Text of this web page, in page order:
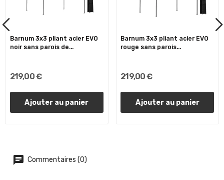
Barnum 3x3 pliant acier EVO
noir sans parois de...
219,00 €
Ajouter au panier
Barnum 3x3 pliant acier EVO
rouge sans parois...
219,00 €
Ajouter au panier
Commentaires (0)